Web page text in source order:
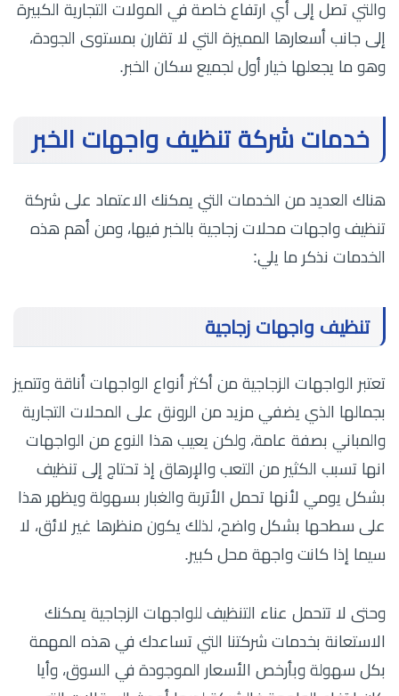
والتي تصل إلى أي ارتفاع خاصة في المولات التجارية الكبيرة
إلى جانب أسعارها المميزة التي لا تقارن بمستوى الجودة،
وهو ما يجعلها خيار أول لجميع سكان الخبر.
خدمات شركة تنظيف واجهات الخبر
هناك العديد من الخدمات التي يمكنك الاعتماد على شركة
تنظيف واجهات محلات زجاجية بالخبر فيها، ومن أهم هذه
الخدمات نذكر ما يلي:
تنظيف واجهات زجاجية
تعتبر الواجهات الزجاجية من أكثر أنواع الواجهات أناقة وتتميز
بجمالها الذي يضفي مزيد من الرونق على المحلات التجارية
والمباني بصفة عامة، ولكن يعيب هذا النوع من الواجهات
انها تسبب الكثير من التعب والإرهاق إذ تحتاج إلى تنظيف
بشكل يومي لأنها تحمل الأتربة والغبار بسهولة ويظهر هذا
على سطحها بشكل واضح، لذلك يكون منظرها غير لائق، لا
سيما إذا كانت واجهة محل كبير.
وحتى لا تتحمل عناء التنظيف للواجهات الزجاجية يمكنك
الاستعانة بخدمات شركتنا التي تساعدك في هذه المهمة
بكل سهولة وبأرخص الأسعار الموجودة في السوق، وأيا